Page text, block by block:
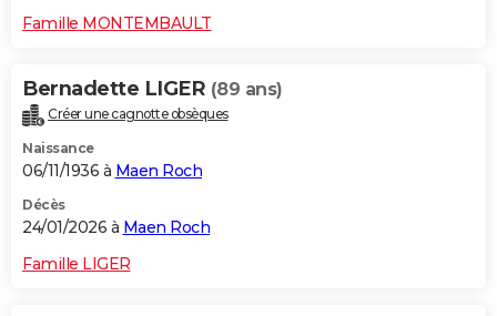
Famille MONTEMBAULT
Bernadette LIGER (89 ans)
Créer une cagnotte obsèques
Naissance
06/11/1936 à Maen Roch
Décès
24/01/2026 à Maen Roch
Famille LIGER